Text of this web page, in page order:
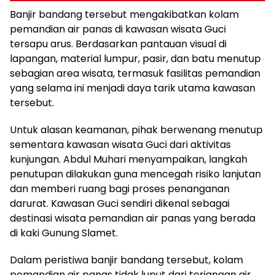
Banjir bandang tersebut mengakibatkan kolam
pemandian air panas di kawasan wisata Guci
tersapu arus. Berdasarkan pantauan visual di
lapangan, material lumpur, pasir, dan batu menutup
sebagian area wisata, termasuk fasilitas pemandian
yang selama ini menjadi daya tarik utama kawasan
tersebut.
Untuk alasan keamanan, pihak berwenang menutup
sementara kawasan wisata Guci dari aktivitas
kunjungan. Abdul Muhari menyampaikan, langkah
penutupan dilakukan guna mencegah risiko lanjutan
dan memberi ruang bagi proses penanganan
darurat. Kawasan Guci sendiri dikenal sebagai
destinasi wisata pemandian air panas yang berada
di kaki Gunung Slamet.
Dalam peristiwa banjir bandang tersebut, kolam